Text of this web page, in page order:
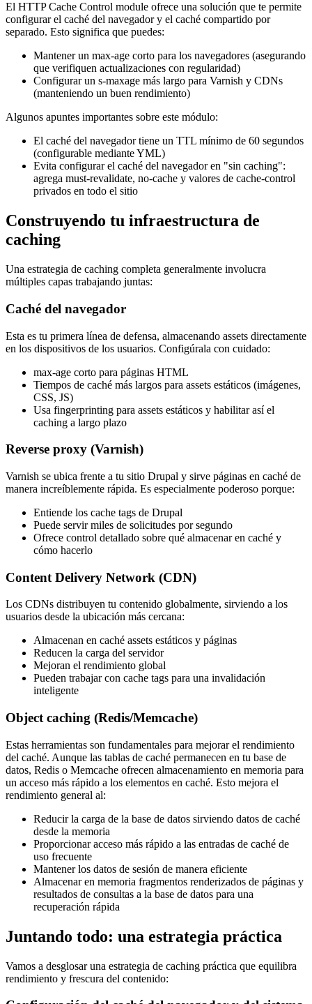
El HTTP Cache Control module ofrece una solución que te permite
configurar el caché del navegador y el caché compartido por
separado. Esto significa que puedes:
Mantener un max-age corto para los navegadores (asegurando
que verifiquen actualizaciones con regularidad)
Configurar un s-maxage más largo para Varnish y CDNs
(manteniendo un buen rendimiento)
Algunos apuntes importantes sobre este módulo:
El caché del navegador tiene un TTL mínimo de 60 segundos
(configurable mediante YML)
Evita configurar el caché del navegador en "sin caching":
agrega must-revalidate, no-cache y valores de cache-control
privados en todo el sitio
Construyendo tu infraestructura de
caching
Una estrategia de caching completa generalmente involucra
múltiples capas trabajando juntas:
Caché del navegador
Esta es tu primera línea de defensa, almacenando assets directamente
en los dispositivos de los usuarios. Configúrala con cuidado:
max-age corto para páginas HTML
Tiempos de caché más largos para assets estáticos (imágenes,
CSS, JS)
Usa fingerprinting para assets estáticos y habilitar así el
caching a largo plazo
Reverse proxy (Varnish)
Varnish se ubica frente a tu sitio Drupal y sirve páginas en caché de
manera increíblemente rápida. Es especialmente poderoso porque:
Entiende los cache tags de Drupal
Puede servir miles de solicitudes por segundo
Ofrece control detallado sobre qué almacenar en caché y
cómo hacerlo
Content Delivery Network (CDN)
Los CDNs distribuyen tu contenido globalmente, sirviendo a los
usuarios desde la ubicación más cercana:
Almacenan en caché assets estáticos y páginas
Reducen la carga del servidor
Mejoran el rendimiento global
Pueden trabajar con cache tags para una invalidación
inteligente
Object caching (Redis/Memcache)
Estas herramientas son fundamentales para mejorar el rendimiento
del caché. Aunque las tablas de caché permanecen en tu base de
datos, Redis o Memcache ofrecen almacenamiento en memoria para
un acceso más rápido a los elementos en caché. Esto mejora el
rendimiento general al:
Reducir la carga de la base de datos sirviendo datos de caché
desde la memoria
Proporcionar acceso más rápido a las entradas de caché de
uso frecuente
Mantener los datos de sesión de manera eficiente
Almacenar en memoria fragmentos renderizados de páginas y
resultados de consultas a la base de datos para una
recuperación rápida
Juntando todo: una estrategia práctica
Vamos a desglosar una estrategia de caching práctica que equilibra
rendimiento y frescura del contenido: